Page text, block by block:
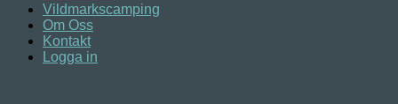
Vildmarkscamping
Om Oss
Kontakt
Logga in